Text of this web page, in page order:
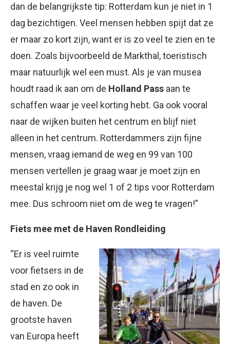
dan de belangrijkste tip: Rotterdam kun je niet in 1
dag bezichtigen. Veel mensen hebben spijt dat ze
er maar zo kort zijn, want er is zo veel te zien en te
doen. Zoals bijvoorbeeld de Markthal, toeristisch
maar natuurlijk wel een must. Als je van musea
houdt raad ik aan om de Holland Pass aan te
schaffen waar je veel korting hebt. Ga ook vooral
naar de wijken buiten het centrum en blijf niet
alleen in het centrum. Rotterdammers zijn fijne
mensen, vraag iemand de weg en 99 van 100
mensen vertellen je graag waar je moet zijn en
meestal krijg je nog wel 1 of 2 tips voor Rotterdam
mee. Dus schroom niet om de weg te vragen!”
Fiets mee met de Haven Rondleiding
“Er is veel ruimte
voor fietsers in de
stad en zo ook in
de haven. De
grootste haven
van Europa heeft